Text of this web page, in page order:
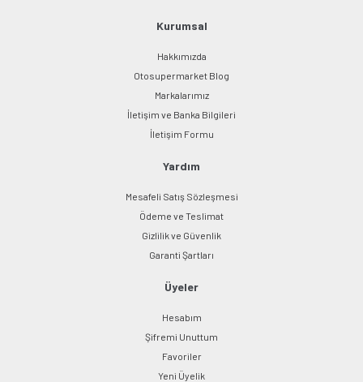
Kurumsal
Hakkımızda
Otosupermarket Blog
Markalarımız
İletişim ve Banka Bilgileri
İletişim Formu
Yardım
Mesafeli Satış Sözleşmesi
Ödeme ve Teslimat
Gizlilik ve Güvenlik
Garanti Şartları
Üyeler
Hesabım
Şifremi Unuttum
Favoriler
Yeni Üyelik